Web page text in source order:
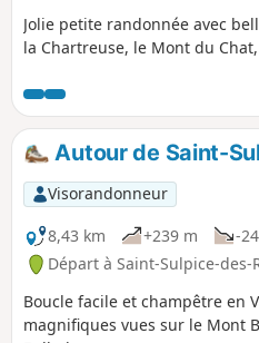
Jolie petite randonnée avec
la Chartreuse, le Mont du
Autour de Saint-
Visorandonneur
8,43 km
+239 m -
Départ à Saint-Sulpice-des-
Boucle facile et champêtre en
magnifiques vues sur le Mont